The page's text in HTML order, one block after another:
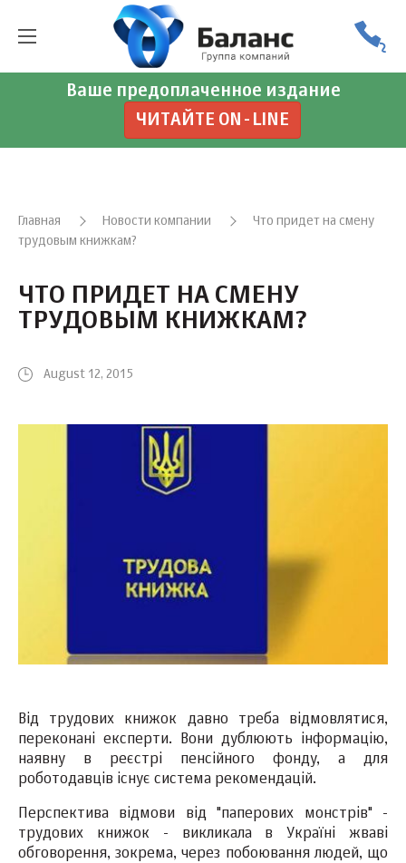
Ваше предоплаченное издание
ЧИТАЙТЕ ON-LINE
Главная Новости компании
Что придет на смену
трудовым книжкам?
ЧТО ПРИДЕТ НА СМЕНУ
ТРУДОВЫМ КНИЖКАМ?
August 12, 2015
Від трудових книжок давно треба відмовлятися,
переконані експерти. Вони дублюють інформацію,
наявну в реєстрі пенсійного фонду, а для
роботодавців існує система рекомендацій.
Перспектива відмови від "паперових монстрів" -
трудових книжок - викликала в Україні жваві
обговорення, зокрема, через побоювання людей, що